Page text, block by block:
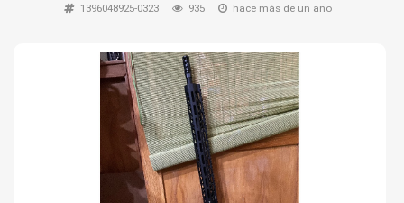
ARMAS CORTAS
TIRO Y COMPETICIÓN
AIRE COMPRIMIDO
ACCESORIOS
1396048925-0323 935 hace más de un año